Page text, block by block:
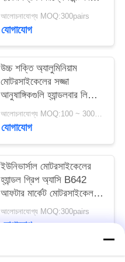
আলোচনাযোগ্য MOQ:300pairs
যোগাযোগ
উচ্চ শক্তি অ্যালুমিনিয়াম
মোটরসাইকেলের সজ্জা
আনুষাঙ্গিকগুলি হ্যান্ডলবার লিভার
আলোচনাযোগ্য MOQ:100 ~ 300pairs
যোগাযোগ
ইউনিভার্সাল মোটরসাইকেলের
হ্যান্ডল গ্রিপ অ্যাসি B642
আফটার মার্কেট মোটরসাইকেল
আলোচনাযোগ্য MOQ:300pairs
যোগাযোগ